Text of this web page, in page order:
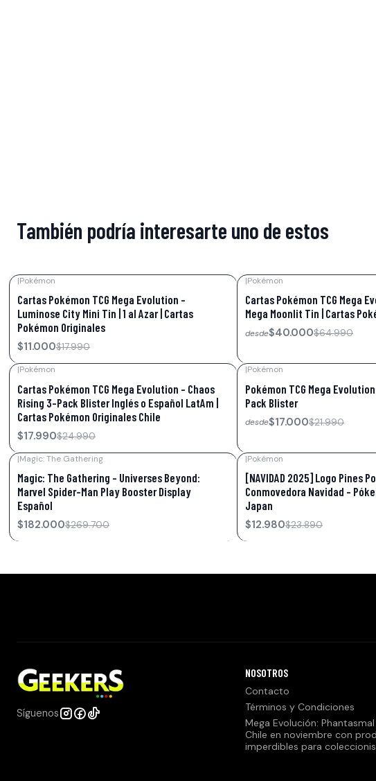
También podría interesarte uno de estos
|Pokémon
Cartas Pokémon TCG Mega Evolution –
Luminose City Mini Tin | 1 al Azar | Cartas
Pokémon Originales
$11.000$17.990
|Pokémon
Cartas Pokémon TCG Mega
Mega Moonlit Tin | Cartas
desde$40.000$64.990
|Pokémon
Cartas Pokémon TCG Mega Evolution – Chaos
Rising 3-Pack Blister Inglés o Español LatAm |
Cartas Pokémon Originales Chile
$17.990$24.990
|Pokémon
Pokémon TCG Mega
Pack Blister
desde$17.000$21.990
|Magic: The Gathering
Magic: The Gathering – Universes Beyond:
Marvel Spider-Man Play Booster Display
Español
$182.000$269.700
|Pokémon
[NAVIDAD 2025] Logo Pines
Conmovedora Navidad -
Japan
$12.980$23.890
Síguenos
NOSOTROS
Contacto
Términos y Condiciones
Mega Evolución:
Chile en noviembre con
imperdibles para